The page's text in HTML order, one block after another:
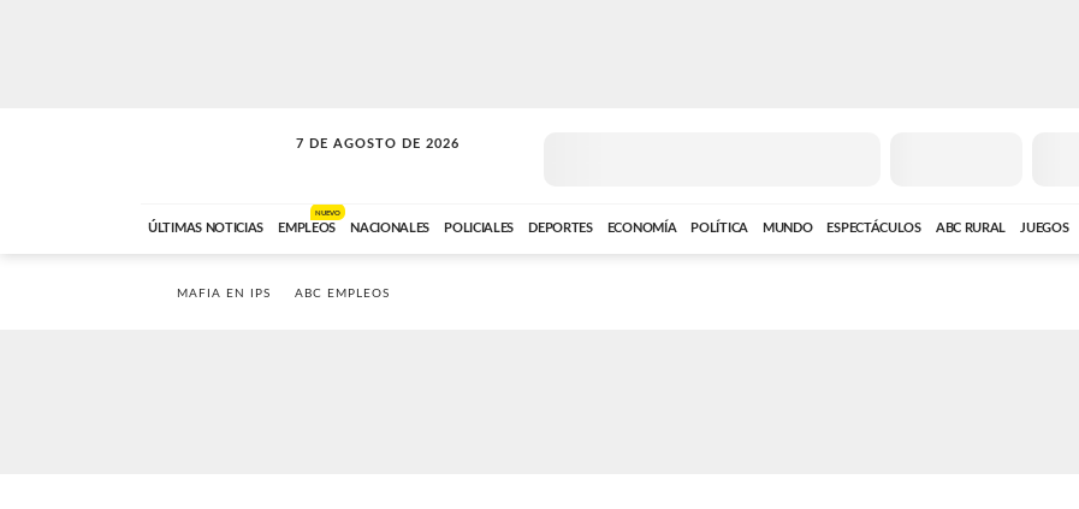
7 DE AGOSTO DE 2026
ÚLTIMAS NOTICIAS EMPLEOS
NUEVO
NACIONALES POLICIALES DEPORTES ECONOMÍA POLÍTICA MUNDO ESPECTÁCULOS ABC RURAL JUEGOS
MAFIA EN IPS ABC EMPLEOS